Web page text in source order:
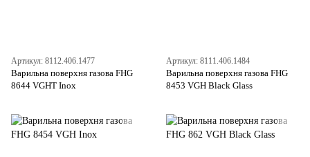
Артикул: 8112.406.1477
Варильна поверхня газова FHG
8644 VGHT Inox
Артикул: 8111.406.1484
Варильна поверхня газова FHG
8453 VGH Black Glass